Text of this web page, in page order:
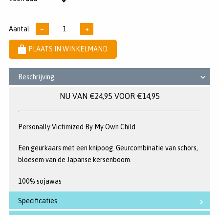
Aantal − +
PLAATS IN WINKELMAND
Beschrijving
NU VAN €24,95 VOOR €14,95
Personally Victimized By My Own Child
Een geurkaars met een knipoog. Geurcombinatie van schors,
bloesem van de Japanse kersenboom.
100% sojawas
Specificaties